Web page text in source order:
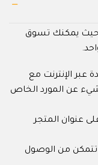
حيث يمكنك تسوق
الإنترنت مع
عن المورد الخاص
عنوان المتجر
تتمكن من الوصول